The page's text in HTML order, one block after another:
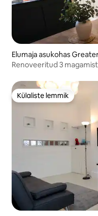
Elumaja asukohas
Renoveeritud 3
Külaliste lemmik
Külaliste lemmik